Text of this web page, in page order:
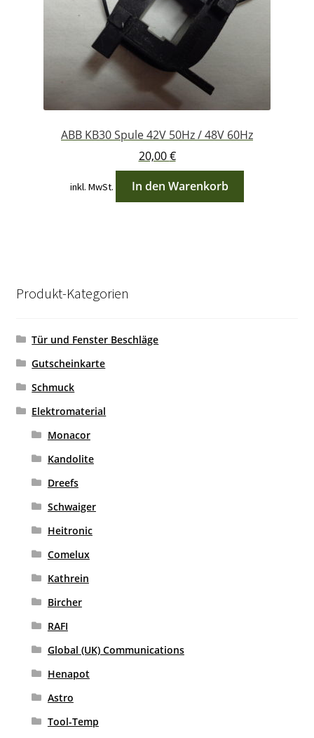
ABB KB30 Spule 42V 50Hz / 48V 60Hz
20,00€
inkl. MwSt. In den Warenkorb
Produkt-Kategorien
Tür und Fenster Beschläge
Gutscheinkarte
Schmuck
Elektromaterial
Monacor
Kandolite
Dreefs
Schwaiger
Heitronic
Comelux
Kathrein
Bircher
RAFI
Global (UK) Communications
Henapot
Astro
Tool-Temp